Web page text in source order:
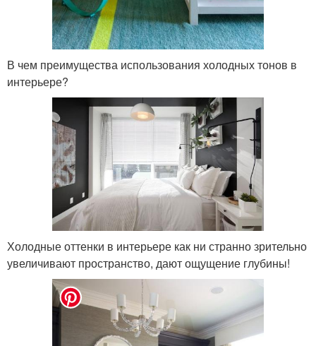
В чем преимущества использования холодных тонов в
интерьере?
Холодные оттенки в интерьере как ни странно зрительно
увеличивают пространство, дают ощущение глубины!